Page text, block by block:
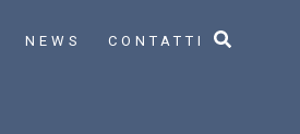
NEWS CONTATTI